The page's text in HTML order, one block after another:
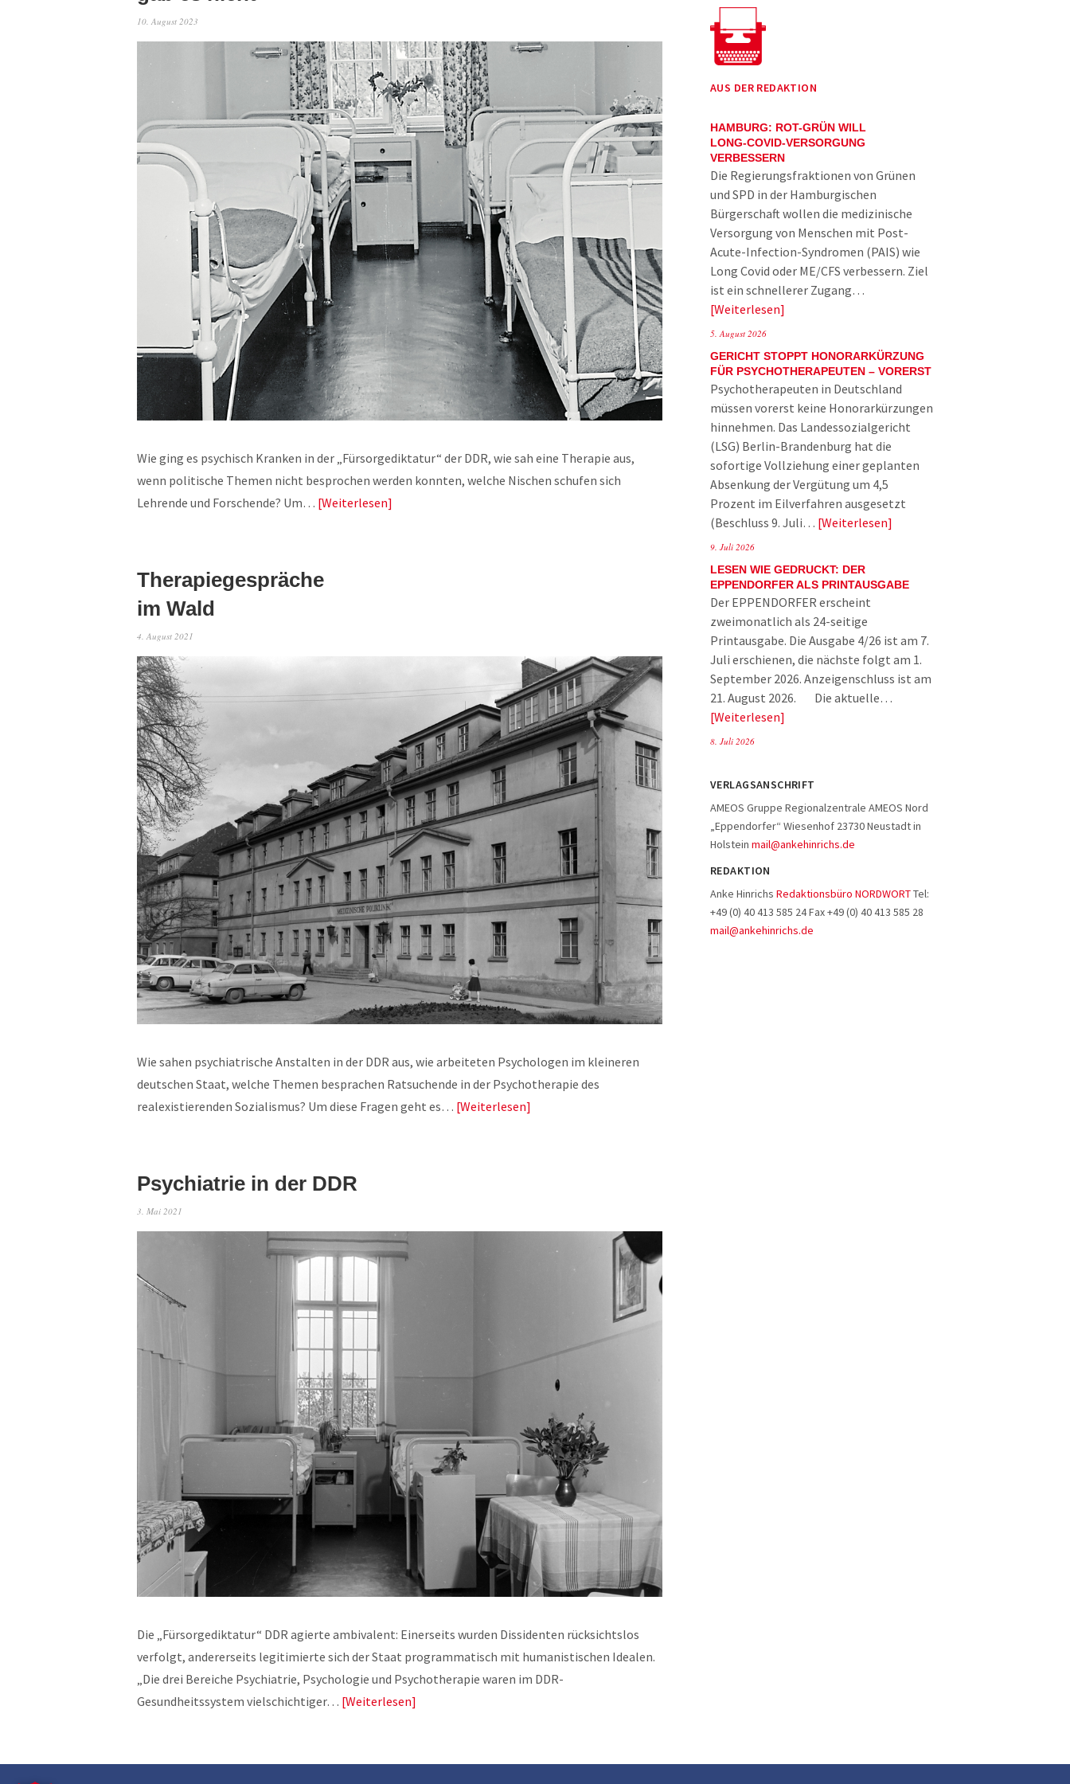
10. August 2023
Wie ging es psychisch Kranken in der „Fürsorgediktatur“ der DDR, wie sah eine Therapie aus,
wenn politische Themen nicht besprochen werden konnten, welche Nischen schufen sich
Lehrende und Forschende? Um… Weiterlesen
Therapiegespräche
im Wald
4. August 2021
Wie sahen psychiatrische Anstalten in der DDR aus, wie arbeiteten Psychologen im kleineren
deutschen Staat, welche Themen besprachen Ratsuchende in der Psychotherapie des
realexistierenden Sozialismus? Um diese Fragen geht es… Weiterlesen
Psychiatrie in der DDR
3. Mai 2021
Die „Fürsorgediktatur“ DDR agierte ambivalent: Einerseits wurden Dissidenten rücksichtslos
verfolgt, andererseits legitimierte sich der Staat programmatisch mit humanistischen Idealen.
„Die drei Bereiche Psychiatrie, Psychologie und Psychotherapie waren im DDR-
Gesundheitssystem vielschichtiger… Weiterlesen
AUS DER REDAKTION
HAMBURG: ROT-GRÜN WILL
LONG-COVID-VERSORGUNG
VERBESSERN
Die Regierungsfraktionen von Grünen
und SPD in der Hamburgischen
Bürgerschaft wollen die medizinische
Versorgung von Menschen mit Post-
Acute-Infection-Syndromen (PAIS) wie
Long Covid oder ME/CFS verbessern. Ziel
ist ein schnellerer Zugang…
Weiterlesen
5. August 2026
GERICHT STOPPT HONORARKÜRZUNG
FÜR PSYCHOTHERAPEUTEN – VORERST
Psychotherapeuten in Deutschland
müssen vorerst keine Honorarkürzungen
hinnehmen. Das Landessozialgericht
(LSG) Berlin-Brandenburg hat die
sofortige Vollziehung einer geplanten
Absenkung der Vergütung um 4,5
Prozent im Eilverfahren ausgesetzt
(Beschluss 9. Juli… Weiterlesen
9. Juli 2026
LESEN WIE GEDRUCKT: DER
EPPENDORFER ALS PRINTAUSGABE
Der EPPENDORFER erscheint
zweimonatlich als 24-seitige
Printausgabe. Die Ausgabe 4/26 ist am 7.
Juli erschienen, die nächste folgt am 1.
September 2026. Anzeigenschluss ist am
21. August 2026. Die aktuelle…
Weiterlesen
8. Juli 2026
VERLAGSANSCHRIFT
AMEOS Gruppe Regionalzentrale AMEOS Nord
„Eppendorfer“ Wiesenhof 23730 Neustadt in
Holstein mail@ankehinrichs.de
REDAKTION
Anke Hinrichs Redaktionsbüro NORDWORTTel:
+49 (0) 40 413 585 24 Fax +49 (0) 40 413 585 28
mail@ankehinrichs.de